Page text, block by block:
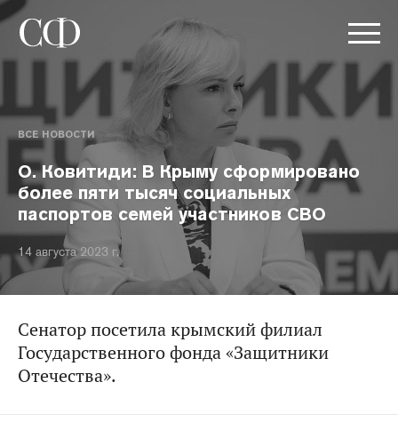
ВСЕ НОВОСТИ
О. Ковитиди: В Крыму сформировано
более пяти тысяч социальных
паспортов семей участников СВО
14 августа 2023 г.
Сенатор посетила крымский филиал
Государственного фонда «Защитники
Отечества».